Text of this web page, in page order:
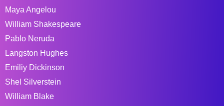
Maya Angelou
William Shakespeare
Pablo Neruda
Langston Hughes
Emiliy Dickinson
Shel Silverstein
William Blake